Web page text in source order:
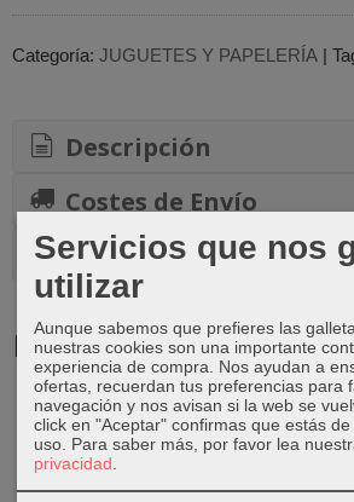
Categoría: JUGUETES Y PAPELERÍA |
Descripción
Costes de Envío
Comentarios
Productos Relacionados
-20 % -20 %
Servicios que nos
utilizar
Aunque sabemos que prefieres las
nuestras cookies son una importante
experiencia de compra. Nos ayudan a
ofertas, recuerdan tus preferencias para
navegación y nos avisan si la web se
click en "Aceptar" confirmas que estás
uso. Para saber más, por favor lea
privacidad